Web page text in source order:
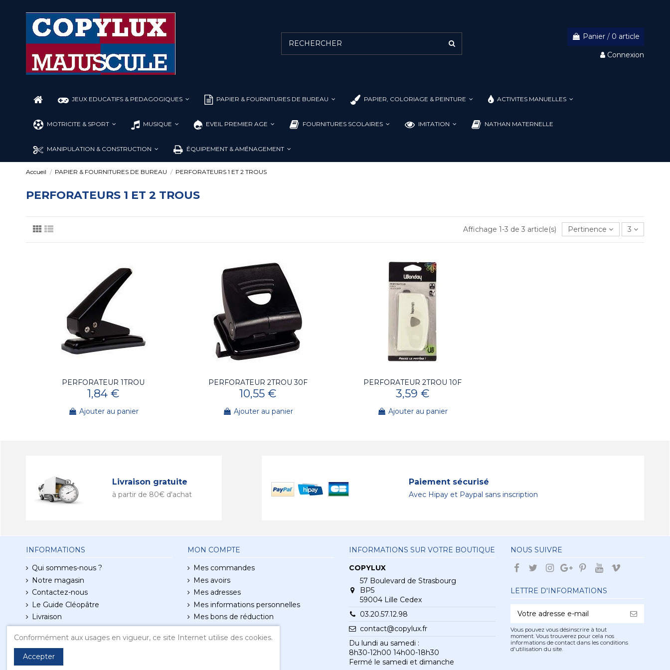
Panier / 0 article
Connexion
JEUX EDUCATIFS & PEDAGOGIQUES PAPIER & FOURNITURES DE BUREAU PAPIER, COLORIAGE & PEINTURE ACTIVITES MANUELLES
MOTRICITE & SPORT MUSIQUE EVEIL PREMIER AGE FOURNITURES SCOLAIRES IMITATION NATHAN MATERNELLE
MANIPULATION & CONSTRUCTION ÉQUIPEMENT & AMÉNAGEMENT
Accueil PAPIER & FOURNITURES DE BUREAU PERFORATEURS 1 ET 2 TROUS
PERFORATEURS 1 ET 2 TROUS
Affichage 1-3 de 3 article(s) Pertinence 3
PERFORATEUR 1TROU
1,84 €
Ajouter au panier
PERFORATEUR 2TROU 30F
10,55 €
Ajouter au panier
PERFORATEUR 2TROU 10F
3,59 €
Ajouter au panier
Livraison gratuite
à partir de 80€ d'achat
Paiement sécurisé
Avec Hipay et Paypal sans inscription
INFORMATIONS
Qui sommes-nous ?
Notre magasin
Contactez-nous
Le Guide Cléopâtre
Livraison
Conditions d'utilisation
Mentions légales
MON COMPTE
Mes commandes
Mes avoirs
Mes adresses
Mes informations personnelles
Mes bons de réduction
INFORMATIONS SUR VOTRE BOUTIQUE
COPYLUX
57 Boulevard de Strasbourg
BP5
59004 Lille Cedex
03.20.57.12.98
contact@copylux.fr
Du lundi au samedi :
8h30-12h00 14h00-18h30
Fermé le samedi et dimanche
NOUS SUIVRE
LETTRE D'INFORMATIONS
Vous pouvez vous désinscrire à tout
moment. Vous trouverez pour cela nos
informations de contact dans les conditions
d'utilisation du site.
Conformément aux usages en vigueur, ce site Internet utilise des cookies.
Accepter